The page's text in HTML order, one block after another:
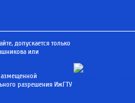
допускается только
или
разрешения ИжГТУ